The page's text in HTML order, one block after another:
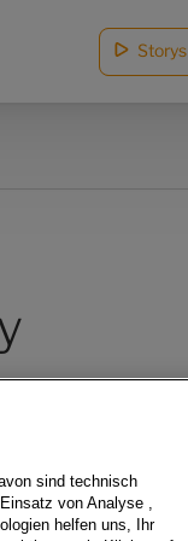
Storys
sind technisch
von Analyse ,
helfen uns, Ihr